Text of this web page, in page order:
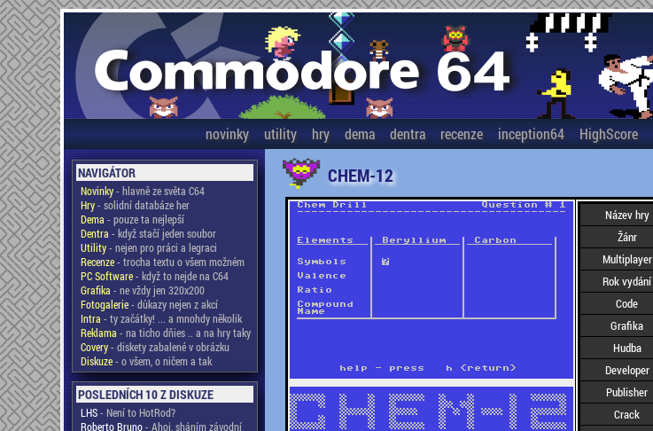
novinky utility hry dema dentra recenze inception64 HighScore
NAVIGÁTOR
Novinky- hlavně ze světa C64
Hry- solidní databáze her
Dema - pouze ta nejlepší
Dentra - když stačí jeden soubor
Utility- nejen pro práci a legraci
Recenze- trocha textu o všem možném
PC Software- když to nejde na C64
Grafika - ne vždy jen 320x200
Fotogalerie- důkazy nejen z akcí
Intra - ty začátky! ... a mnohdy několik
Reklama - na ticho dňies .. a na hry taky
Covery- diskety zabalené v obrázku
Diskuze- o všem, o ničem a tak
POSLEDNÍCH 10 Z DISKUZE
LHS- Není to HotRod?
Roberto Bruno- Ahoj, sháním závodní
CHEM-12
Název hry
Žánr
Multiplayer
Rok vydání
Code
Grafika
Hudba
Developer
Publisher
Crack